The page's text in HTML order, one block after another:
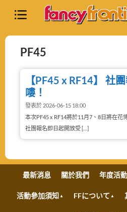
PF45
【PF45 x RF14】 社
嘍！
發表於 2026-06-15 18:00
本次PF45 x RF14將於11月7、8日將在花
社團報名即日起開放受 […]
最新消息 關於我們 年度活
活動參加須知 FFについて